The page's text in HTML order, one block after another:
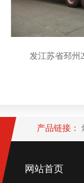
发江苏省邳州
产品链接：
网站首页